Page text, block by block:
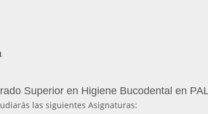
Superior en Higiene Bucodental en
las siguientes Asignaturas: